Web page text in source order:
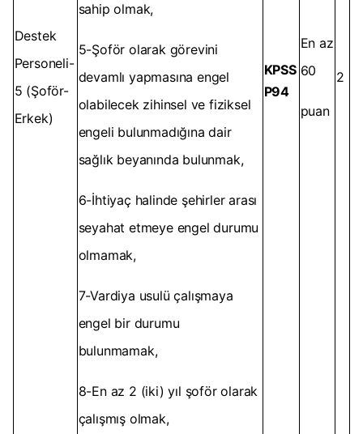
Destek
Personeli-
5 (Şoför-
Erkek)
sahip olmak,
5-Şoför olarak görevini
devamlı yapmasına engel
olabilecek zihinsel ve fiziksel
engeli bulunmadığına dair
sağlık beyanında bulunmak,
6-İhtiyaç halinde şehirler arası
seyahat etmeye engel durumu
olmamak,
7-Vardiya usulü çalışmaya
engel bir durumu
bulunmamak,
8-En az 2 (iki) yıl şoför olarak
çalışmış olmak,
KPSS
P94
En az
60
puan
2